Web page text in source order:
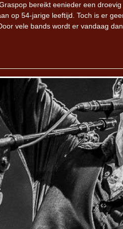
bereikt eenieder een
op 54-jarige leeftijd. Toch is er
vele bands wordt er vandaag